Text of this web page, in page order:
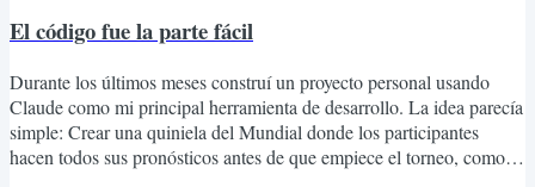
produtividade do restante do time. Alguns...
El código fue la parte fácil
Durante los últimos meses construí un proyecto personal usando
Claude como mi principal herramienta de desarrollo. La idea parecía
simple: Crear una quiniela del Mundial donde los participantes
hacen todos sus pronósticos antes de que empiece el torneo, como